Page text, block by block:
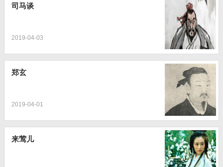
司马谈
2019-04-03
郑玄
2019-04-01
来莺儿